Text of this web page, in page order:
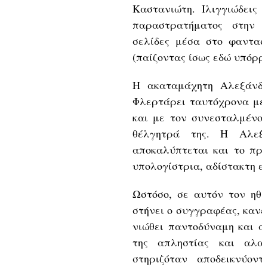
Καστανιώτη.
παραστρατήματος
σελίδες μέσα στο
(παίζοντας ίσως εδώ
Η ακαταμάχητη
Φλερτάρει ταυτόχρονα
και με τον
θέλγητρά της. Η
αποκαλύπτεται και το
υπολογίστρια, αδίστακτη
Ωστόσο, σε αυτόν τον
στήνει ο συγγραφέας,
νιώθει παντοδύναμη και
της απληστίας και
στηριζόταν